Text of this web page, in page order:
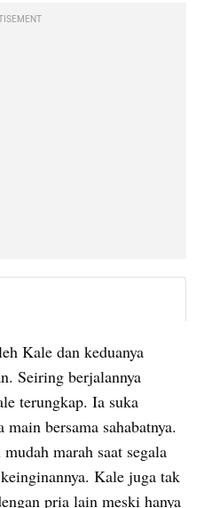
Kale dan keduanya
Seiring berjalannya
terungkap. Ia suka
bersama sahabatnya.
marah saat segala
Kale juga tak
pria lain meski hanya